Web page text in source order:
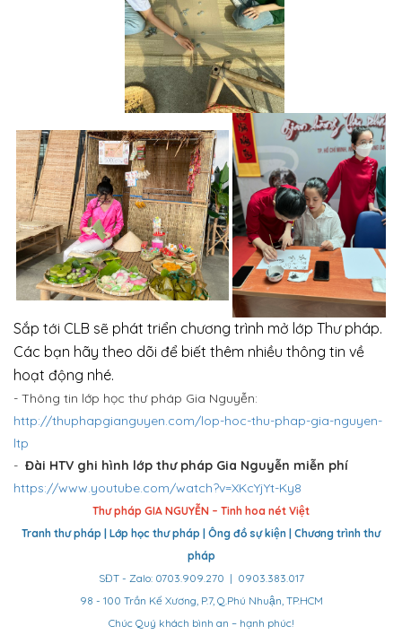
Sắp tới CLB sẽ phát triển chương trình mở lớp Thư pháp.
Các bạn hãy theo dõi để biết thêm nhiều thông tin về
hoạt động nhé.
- Thông tin lớp học thư pháp Gia Nguyễn:
http://thuphapgianguyen.com/lop-hoc-thu-phap-gia-nguyen-
ltp
- Đài HTV ghi hình lớp thư pháp Gia Nguyễn miễn phí
https://www.youtube.com/watch?v=XKcYjYt-Ky8
Thư pháp GIA NGUYỄN – Tinh hoa nét Việt
Tranh thư pháp | Lớp học thư pháp | Ông đồ sự kiện | Chương trình thư
pháp
SĐT - Zalo: 0703.909.270 | 0903.383.017
98 - 100 Trần Kế Xương, P.7, Q.Phú Nhuận, TP.HCM
Chúc Quý khách bình an – hạnh phúc!